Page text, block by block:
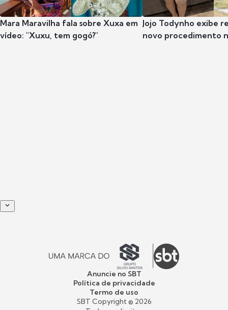
Mara Maravilha fala sobre Xuxa em
vídeo: "Xuxu, tem gogó?"
Jojo Todynho exibe
novo procedimento
Anuncie no SBT
Política de privacidade
Termo de uso
SBT Copyright © 2026